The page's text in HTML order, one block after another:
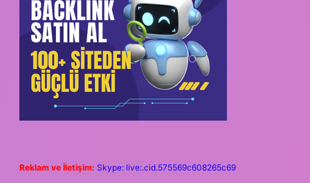
Reklam ve İletişim: Skype: live:.cid.575569c608265c69